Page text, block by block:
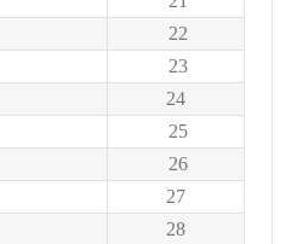
22
23
24
25
26
27
28